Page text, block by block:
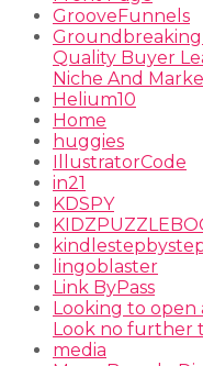
GrooveFunnels
Groundbreaking
Quality Buyer
Niche And
Helium10
Home
huggies
IllustratorCode
in21
KDSPY
lingoblaster
Link ByPass
Looking to
Look no further
media